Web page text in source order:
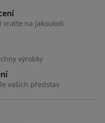
vraťte na jakoukoli
výrobky
vašich představ